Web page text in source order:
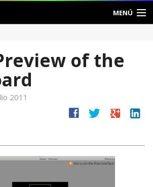
MENÚ
of the
2011
facebook twitter google linkedin